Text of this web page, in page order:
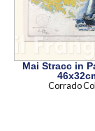
Mai Stracc in
Corrado